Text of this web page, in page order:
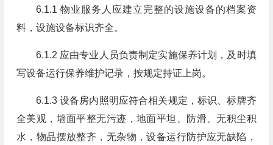
6.1.1 物业服务人应建立完整的设施设备的档案资
料，设施设备标识齐全。
6.1.2 应由专业人员负责制定实施保养计划，及时填
写设备运行保养维护记录，按规定持证上岗。
6.1.3 设备房内照明应符合相关规定，标识、标牌齐
全美观，墙面平整无污迹，地面平坦、防滑、无积尘积
水，物品摆放整齐，无杂物，设备运行防护应无缺陷，